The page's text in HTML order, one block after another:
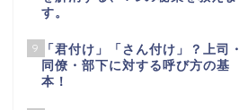
す。
9
「君付け」「さん付け」？上司・
同僚・部下に対する呼び方の基
本！